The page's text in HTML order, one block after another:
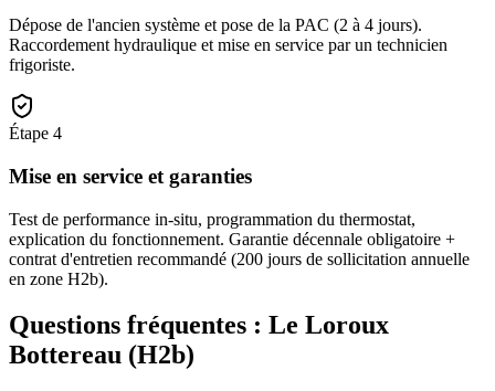
Dépose de l'ancien système et pose de la PAC (2 à 4 jours).
Raccordement hydraulique et mise en service par un technicien
frigoriste.
Étape 4
Mise en service et garanties
Test de performance in-situ, programmation du thermostat,
explication du fonctionnement. Garantie décennale obligatoire +
contrat d'entretien recommandé (200 jours de sollicitation annuelle
en zone H2b).
Questions fréquentes : Le Loroux
Bottereau (H2b)